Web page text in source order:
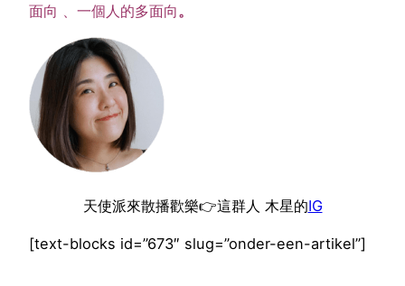
面向 、一個人的多面向。
天使派來散播歡樂👉這群人 木星的IG
[text-blocks id=”673″ slug=”onder-een-artikel”]